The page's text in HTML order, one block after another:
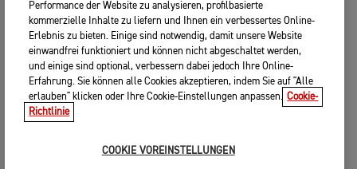
Performance der Website zu analysieren, profilbasierte
kommerzielle Inhalte zu liefern und Ihnen ein verbessertes Online-
Erlebnis zu bieten. Einige sind notwendig, damit unsere Website
einwandfrei funktioniert und können nicht abgeschaltet werden,
und einige sind optional, verbessern dabei jedoch Ihre Online-
Erfahrung. Sie können alle Cookies akzeptieren, indem Sie auf "Alle
erlauben" klicken oder Ihre Cookie-Einstellungen anpassen. Cookie-
Richtlinie
COOKIE VOREINSTELLUNGEN